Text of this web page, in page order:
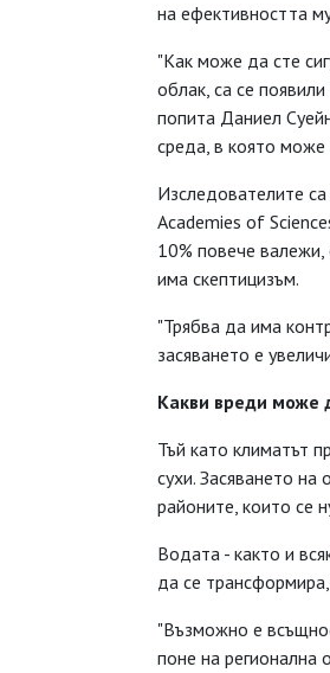
на ефективността
"Как може да сте
облак, са се
попита Даниел
среда, в която може
Изследователите
Academies of
10% повече
има скептицизъм.
"Трябва да има
засяването е
Какви вреди може
Тъй като климатът
сухи. Засяването
районите, които се
Водата - както и
да се
"Възможно е
поне на регионална